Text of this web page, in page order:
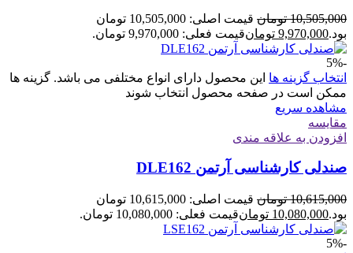
10,505,000 تومان
قیمت اصلی: 10,505,000 تومان
بود.9,970,000 تومانقیمت فعلی: 9,970,000 تومان.
-5%
انتخاب گزینه ها این محصول دارای انواع مختلفی می باشد. گزینه ها
ممکن است در صفحه محصول انتخاب شوند
مشاهده سریع
مقایسه
افزودن به علاقه مندی
صندلی کارشناسی آرتمن DLE162
10,615,000 تومان
قیمت اصلی: 10,615,000 تومان
بود.10,080,000 تومانقیمت فعلی: 10,080,000 تومان.
-5%